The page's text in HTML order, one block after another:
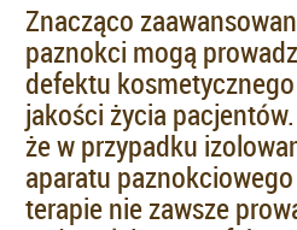
Znacząco
paznokci mogą
defektu
jakości życia
że w przypadku
aparatu
terapie nie zawsze